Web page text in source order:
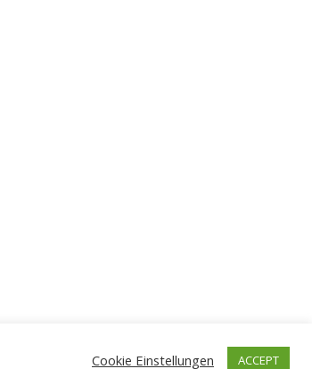
Cookie Einstellungen ACCEPT